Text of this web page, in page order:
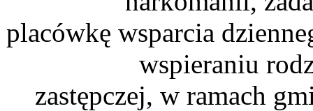
placówkę wsparcia
wspieraniu
zastępczej, w ramach